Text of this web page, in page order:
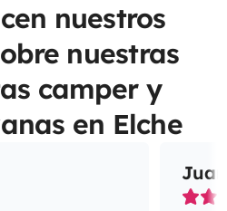
nuestros
nuestras
camper y
en Elche